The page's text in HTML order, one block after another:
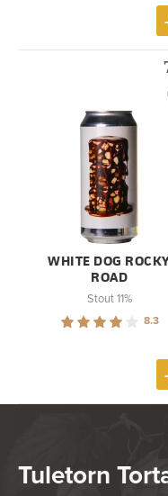
WHITE DOG
ROAD
Stout 11%
8.3
Tuletorn